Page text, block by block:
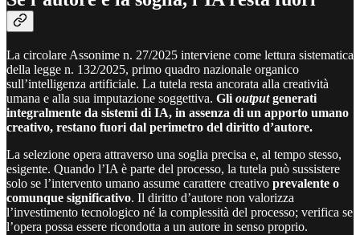
La circolare Assonime n. 27/2025 interviene come lettura sistematica
della legge n. 132/2025, primo quadro nazionale organico
sull’intelligenza artificiale. La tutela resta ancorata alla creatività
umana e alla sua imputazione soggettiva. Gli outputgenerati
integralmente da sistemi di IA, in assenza di un apporto umano
creativo, restano fuori dal perimetro del diritto d’autore.
La selezione opera attraverso una soglia precisa e, al tempo stesso,
esigente. Quando l’IA è parte del processo, la tutela può sussistere
solo se l’intervento umano assume carattere creativo prevalente o
comunque significativo. Il diritto d’autore non valorizza
l’investimento tecnologico né la complessità del processo; verifica se
l’opera possa essere ricondotta a un autore in senso proprio.